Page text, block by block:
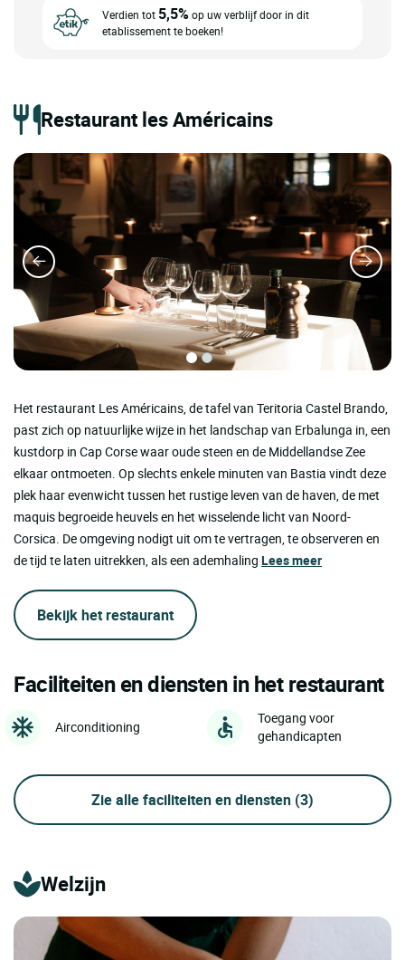
Verdien tot 5,5%op uw verblijf door in dit
etablissement te boeken!
Restaurant les Américains
Het restaurant Les Américains, de tafel van Teritoria Castel Brando,
past zich op natuurlijke wijze in het landschap van Erbalunga in, een
kustdorp in Cap Corse waar oude steen en de Middellandse Zee
elkaar ontmoeten. Op slechts enkele minuten van Bastia vindt deze
plek haar evenwicht tussen het rustige leven van de haven, de met
maquis begroeide heuvels en het wisselende licht van Noord-
Corsica. De omgeving nodigt uit om te vertragen, te observeren en
de tijd te laten uitrekken, als een ademhaling Lees meer
Bekijk het restaurant
Faciliteiten en diensten in het restaurant
Airconditioning
Toegang voor
gehandicapten
Zie alle faciliteiten en diensten (3)
Welzijn